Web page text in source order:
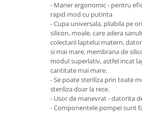
Manichiura-pedichiura
Tratamente ingrjire corp
Igiena dentara
Periute de dinti electrice
Irigatoare bucale
Accesorii si rezerve
Ondulatoare si placi de par
- Maner ergonomic - pentru
rapid mod cu putinta
- Cupa universala, pliabila pe
silicon, moale, care adera
colectarii laptelui matern,
si mai mare, membrana de
modul superlativ, astfel incat
cantitate mai mare.
- Se poate steriliza prin toate
steriliza doar la rece.
- Usor de manevrat - datorita
- Componentele pompei sunt